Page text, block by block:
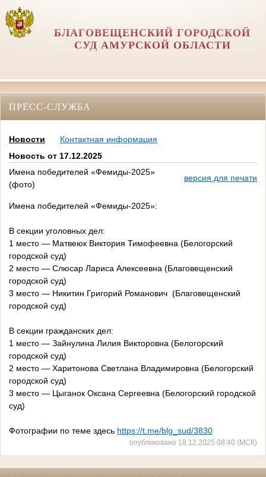
БЛАГОВЕЩЕНСКИЙ ГОРОДСКОЙ
СУД АМУРСКОЙ ОБЛАСТИ
ПРЕСС-СЛУЖБА
Новости
Контактная информация
Новость от 17.12.2025
Имена победителей «Фемиды-2025»
(фото)
версия для печати
Имена победителей «Фемиды-2025»:
В секции уголовных дел:
1 место — Матвеюк Виктория Тимофеевна (Белогорский
городской суд)
2 место — Слюсар Лариса Алексеевна (Благовещенский
городской суд)
3 место — Никитин Григорий Романович (Благовещенский
городской суд)
В секции гражданских дел:
1 место — Зайнулина Лилия Викторовна (Белогорский
городской суд)
2 место — Харитонова Светлана Владимировна (Белогорский
городской суд)
3 место — Цыганок Оксана Сергеевна (Белогорский городской
суд)
Фотографии по теме здесь https://t.me/blg_sud/3830
опубликовано 18.12.2025 08:40 (МСК)